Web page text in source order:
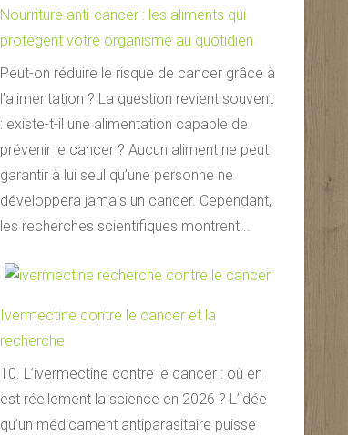
Nourriture anti-cancer : les aliments qui
protègent votre organisme au quotidien
Peut-on réduire le risque de cancer grâce à
l’alimentation ? La question revient souvent
: existe-t-il une alimentation capable de
prévenir le cancer ? Aucun aliment ne peut
garantir à lui seul qu’une personne ne
développera jamais un cancer. Cependant,
les recherches scientifiques montrent...
Ivermectine contre le cancer et la
recherche
10. L’ivermectine contre le cancer : où en
est réellement la science en 2026 ? L’idée
qu’un médicament antiparasitaire puisse